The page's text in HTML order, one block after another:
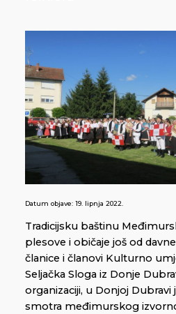
Datum objave: 19. lipnja 2022.
Tradicijsku baštinu
plesove i običaje još od
članice i članovi Kulturno
Seljačka Sloga iz Donje
organizaciji, u Donjoj Dubravi
smotra međimurskog